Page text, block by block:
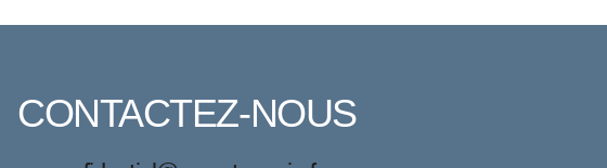
CONTACTEZ-NOUS